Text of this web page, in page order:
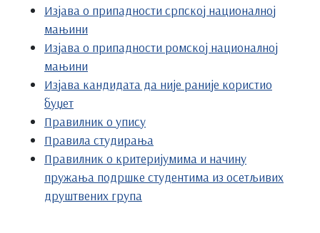
Изјава о припадности српској националној
мањини
Изјава о припадности ромској националној
мањини
Изјава кандидата да није раније користио
буџет
Правилник о упису
Правила студирања
Правилник о критеријумима и начину
пружања подршке студентима из осетљивих
друштвених група